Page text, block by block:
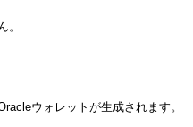
。
ウォレットが生成されます。